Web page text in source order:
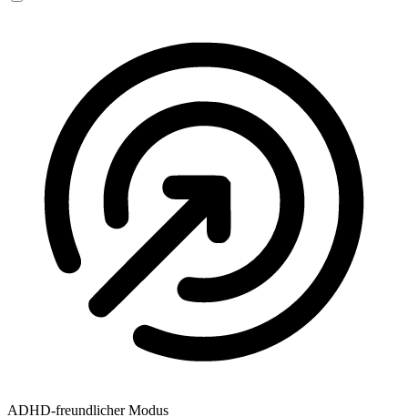
ADHD-freundlicher Modus